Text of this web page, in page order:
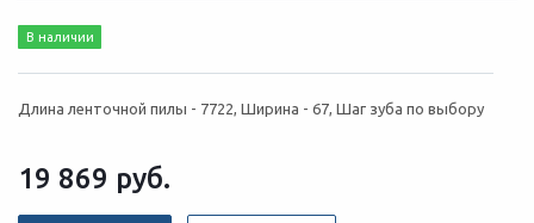
В наличии
Длина ленточной пилы - 7722, Ширина - 67, Шаг зуба по выбору
19 869 руб.